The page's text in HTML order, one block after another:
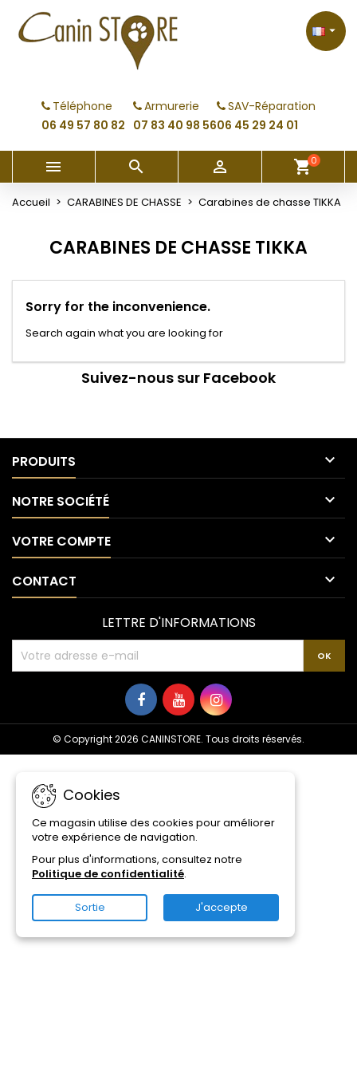
Téléphone
06 49 57 80 82
Armurerie
07 83 40 98 56
SAV-Réparation
06 45 29 24 01

   shopping_cart0
Accueil CARABINES DE CHASSE Carabines de chasse TIKKA
CARABINES DE CHASSE TIKKA
Sorry for the inconvenience.
Search again what you are looking for
Suivez-nous sur Facebook
PRODUITS 
NOTRE SOCIÉTÉ 
VOTRE COMPTE 
CONTACT 
My wishlists ×
Create new list
((modalTitle)) ×
((confirmMessage))
((cancelText)) ((modalDeleteText))
Créer une liste d'envies ×
Créer une liste d'envies
Connexion ×
Vous devez être connecté pour ajouter des produits
Cookies
Ce magasin utilise des cookies pour améliorer
votre expérience de navigation.
Pour plus d'informations, consultez notre
Politique de confidentialité.
Sortie J'accepte
LETTRE D'INFORMATIONS
© Copyright 2026 CANINSTORE. Tous droits réservés.